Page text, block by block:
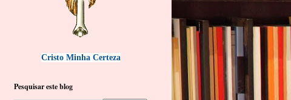
Cristo Minha Certeza
Pesquisar este blog